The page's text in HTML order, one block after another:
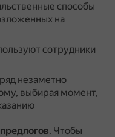
способы
на
сотрудники
незаметно
выбирая момент,
. Чтобы